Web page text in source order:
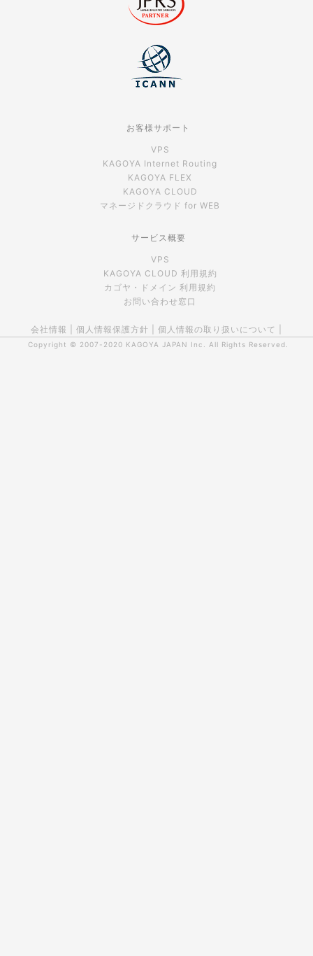
お客様サポート
VPS
KAGOYA Internet Routing
KAGOYA FLEX
KAGOYA CLOUD
マネージドクラウド for WEB
サービス概要
VPS
KAGOYA CLOUD 利用規約
カゴヤ・ドメイン 利用規約
お問い合わせ窓口
会社情報 個人情報保護方針 個人情報の取り扱いについて
Copyright © 2007-2020 KAGOYA JAPAN Inc. All Rights Reserved.